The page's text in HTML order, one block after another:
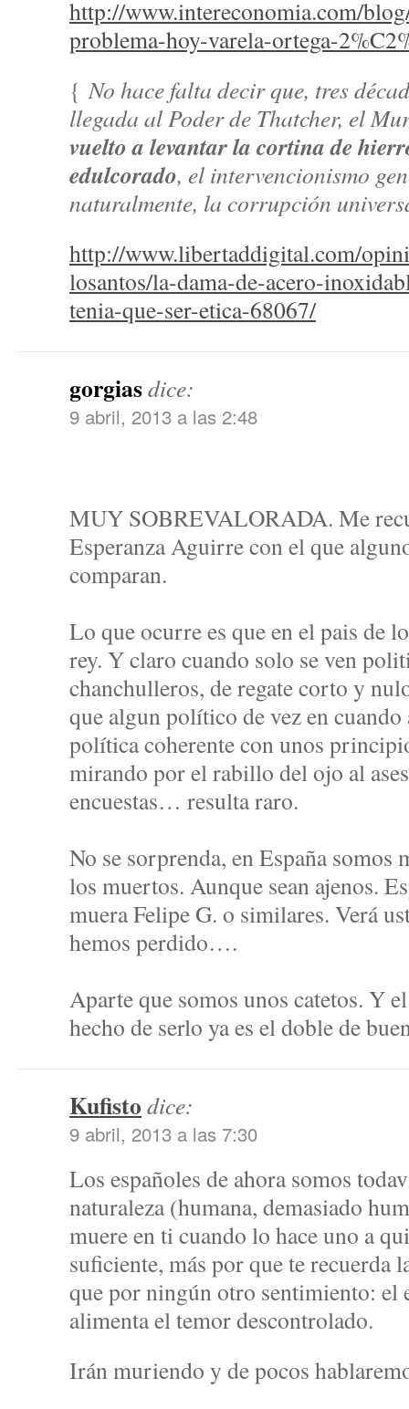
http://www.intereconomia.com/
problema-hoy-varela-ortega-
{No hace falta decir que, tres
llegada al Poder de Thatcher, el
vuelto a levantar la cortina de
edulcorado, el intervencionismo
naturalmente, la corrupción
http://www.libertaddigital.com/
losantos/la-dama-de-acero-
tenia-que-ser-etica-68067/
gorgiasdice:
9 abril, 2013 a las 2:48
MUY SOBREVALORADA. Me
Esperanza Aguirre con el que
comparan.
Lo que ocurre es que en el pais de
rey. Y claro cuando solo se ven
chanchulleros, de regate corto y
que algun político de vez en
política coherente con unos
mirando por el rabillo del ojo al
encuestas… resulta raro.
No se sorprenda, en España somos
los muertos. Aunque sean ajenos.
muera Felipe G. o similares. Verá
hemos perdido….
Aparte que somos unos catetos. Y
hecho de serlo ya es el doble de
Kufisto dice:
9 abril, 2013 a las 7:30
Los españoles de ahora somos
naturaleza (humana, demasiado
muere en ti cuando lo hace uno a
suficiente, más por que te recuerda
que por ningún otro sentimiento: el
alimenta el temor descontrolado.
Irán muriendo y de pocos